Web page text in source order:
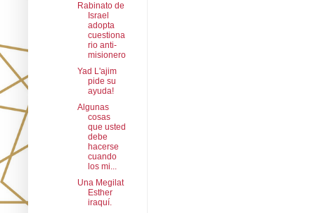
Rabinato de
Israel
adopta
cuestiona
rio anti-
misionero
Yad L'ajim
pide su
ayuda!
Algunas
cosas
que usted
debe
hacerse
cuando
los mi...
Una Megilat
Esther
iraquí.